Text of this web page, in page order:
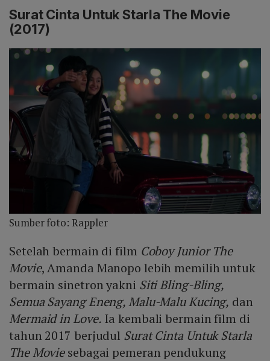
Surat Cinta Untuk Starla The Movie
(2017)
Sumber foto: Rappler
Setelah bermain di film Coboy Junior The
Movie, Amanda Manopo lebih memilih untuk
bermain sinetron yakni Siti Bling-Bling,
Semua Sayang Eneng, Malu-Malu Kucing, dan
Mermaid in Love. Ia kembali bermain film di
tahun 2017 berjudul Surat Cinta Untuk Starla
The Moviesebagai pemeran pendukung